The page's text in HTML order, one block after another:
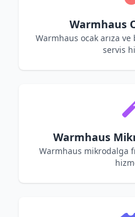
Warmhaus
Warmhaus ocak arıza
servis
Warmhaus
Warmhaus mikrodalga